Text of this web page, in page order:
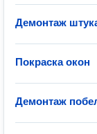
Демонтаж
Покраска окон
Демонтаж